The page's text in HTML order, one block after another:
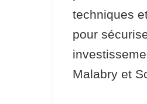
techniques
pour
Malabry et